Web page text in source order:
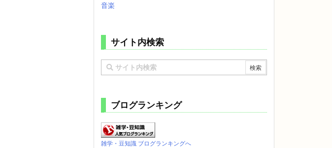
音楽
サイト内検索
ブログランキング
雑学・豆知識 ブログランキングへ